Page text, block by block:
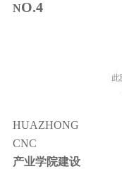
NO.4
HUAZHONG
CNC
产业学院建设